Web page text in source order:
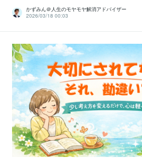
かずみん＠人生のモヤモヤ解消アドバイザー
2026/03/18 00:03